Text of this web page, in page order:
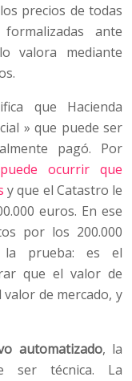
precios de todas
ante
valora mediante
que Hacienda
» que puede ser
pagó. Por
puede ocurrir que
y que el Catastro le
euros. En ese
por los 200.000
la prueba: es el
que el valor de
de mercado, y
automatizado, la
ser técnica. La